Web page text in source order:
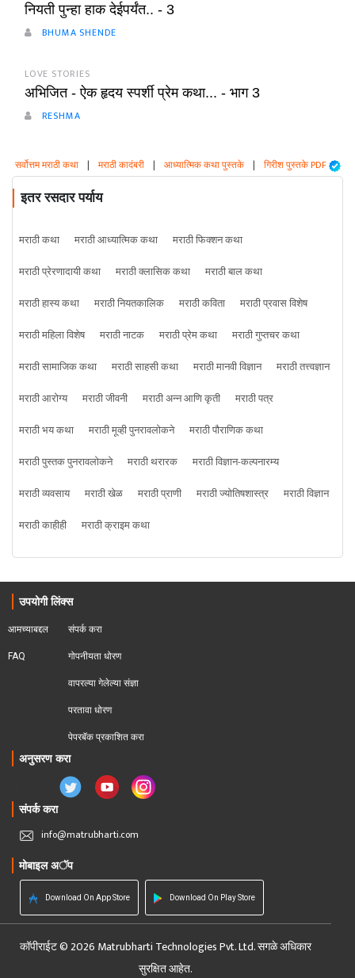
नियती पुन्हा हाक देईपर्यंत.. - 3
BHUMA SHENDE
LOVE STORIES
अभिजित - ऐक हृदय स्पर्शी प्रेम कथा... - भाग 3
RESHMA
सर्वोत्तम मराठी कथा | मराठी कादंबरी | आध्यात्मिक कथा पुस्तके | गिरीश पुस्तके PDF
इतर रसदार पर्याय
मराठी कथा मराठी आध्यात्मिक कथा
मराठी फिक्शन कथा
मराठी प्रेरणादायी कथा
मराठी क्लासिक कथा
मराठी बाल कथा
मराठी हास्य कथा
मराठी नियतकालिक मराठी कविता
मराठी प्रवास विशेष
मराठी महिला विशेष
मराठी नाटक मराठी प्रेम कथा
मराठी गुप्तचर कथा
मराठी सामाजिक कथा
मराठी साहसी कथा मराठी मानवी विज्ञान
मराठी तत्त्वज्ञान
मराठी आरोग्य
मराठी जीवनी मराठी अन्न आणि कृती
मराठी पत्र
मराठी भय कथा
मराठी मूव्ही पुनरावलोकने
मराठी पौराणिक कथा
मराठी पुस्तक पुनरावलोकने
मराठी थरारक
मराठी विज्ञान-कल्पनारम्य
मराठी व्यवसाय
मराठी खेळ मराठी प्राणी मराठी ज्योतिषशास्त्र
मराठी विज्ञान
मराठी काहीही
मराठी क्राइम कथा
उपयोगी लिंक्स
आमच्याबद्दल
FAQ
संपर्क करा
गोपनीयता धोरण
वापरल्या गेलेल्या संज्ञा
परतावा धोरण
पेपरबॅक प्रकाशित करा
अनुसरण करा
संपर्क करा
info@matrubharti.com
मोबाइल अॅप
Download On App Store Download On Play Store
कॉपीराईट © 2026 Matrubharti Technologies Pvt. Ltd. सगळे अधिकार
सुरक्षित आहेत.